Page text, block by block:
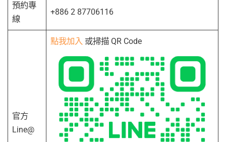
預約專
線
+886 2 87706116
官方
Line@
點我加入 或掃描 QR Code